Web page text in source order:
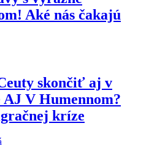
Aké nás čakajú
skončiť aj v
V Humennom?
kríze